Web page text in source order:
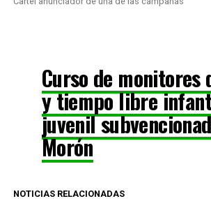
Curso de monitores
y tiempo libre
juvenil
Morón
NOTICIAS RELACIONADAS